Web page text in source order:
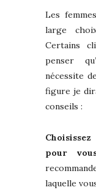
Les
large
Certains
penser
nécessite
figure je
conseils :
pour
laquelle